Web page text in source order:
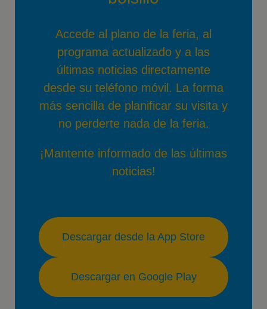
Accede al plano de la feria, al
programa actualizado y a las
últimas noticias directamente
desde su teléfono móvil. La forma
más sencilla de planificar su visita y
no perderte nada de la feria.
¡Mantente informado de las últimas
noticias!
Descargar desde la App Store
Descargar en Google Play